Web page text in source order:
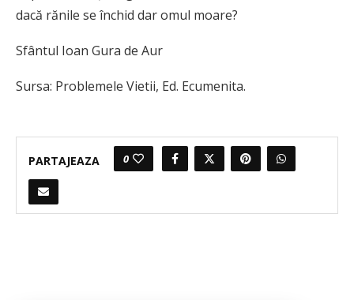
dacă rănile se închid dar omul moare?
Sfântul Ioan Gura de Aur
Sursa: Problemele Vietii, Ed. Ecumenita.
PARTAJEAZA 0